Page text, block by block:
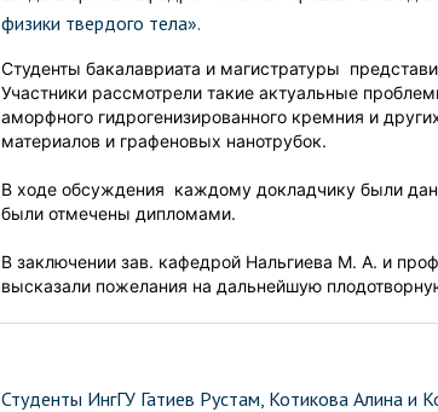
физики твердого тела».
Студенты бакалавриата и магистратуры
Участники рассмотрели такие актуальные
аморфного гидрогенизированного кремния и
материалов и графеновых нанотрубок.
В ходе обсуждения каждому докладчику были
были отмечены дипломами.
В заключении зав. кафедрой Нальгиева М. А. и
высказали пожелания на дальнейшую
Студенты ИнгГУ Гатиев Рустам, Котикова Алина